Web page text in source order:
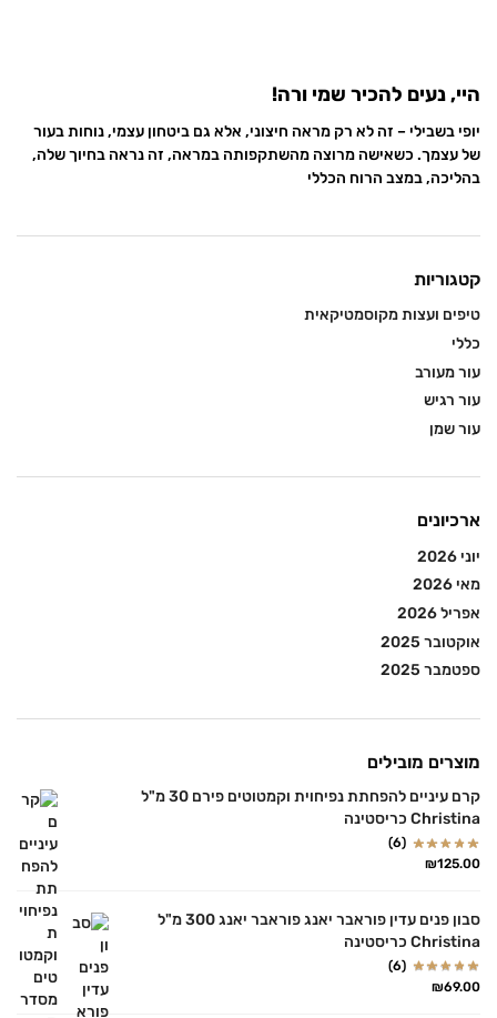
היי, נעים להכיר שמי ורה!
יופי בשבילי – זה לא רק מראה חיצוני, אלא גם ביטחון עצמי, נוחות בעור
של עצמך. כשאישה מרוצה מהשתקפותה במראה, זה נראה בחיוך שלה,
בהליכה, במצב הרוח הכללי
קטגוריות
טיפים ועצות מקוסמטיקאית
כללי
עור מעורב
עור רגיש
עור שמן
ארכיונים
יוני 2026
מאי 2026
אפריל 2026
אוקטובר 2025
ספטמבר 2025
מוצרים מובילים
קרם עיניים להפחתת נפיחוית וקמטוטים פירם 30 מ"ל
Christina כריסטינה
(6)
₪125.00
סבון פנים עדין פוראבר יאנג פוראבר יאנג 300 מ"ל
Christina כריסטינה
(6)
₪69.00